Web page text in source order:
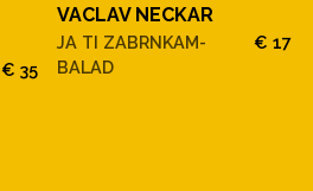
€ 35
VACLAV NECKAR
JA TI ZABRNKAM-
BALAD
€ 17